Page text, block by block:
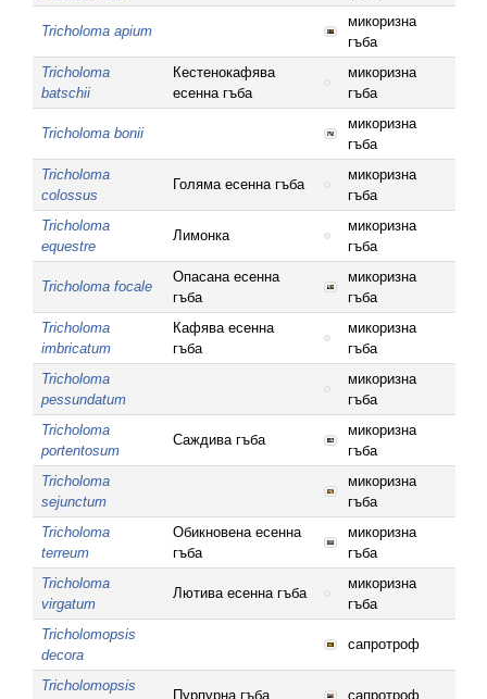
Tricholoma apium
микоризна
гъба
Tricholoma
batschii
Кестенокафява
есенна гъба
микоризна
гъба
Tricholoma bonii
микоризна
гъба
Tricholoma
colossus
Голяма есенна гъба
микоризна
гъба
Tricholoma
equestre
Лимонка
микоризна
гъба
Tricholoma focale
Опасана есенна
гъба
микоризна
гъба
Tricholoma
imbricatum
Кафява есенна
гъба
микоризна
гъба
Tricholoma
pessundatum
микоризна
гъба
Tricholoma
portentosum
Саждива гъба
микоризна
гъба
Tricholoma
sejunctum
микоризна
гъба
Tricholoma
terreum
Обикновена есенна
гъба
микоризна
гъба
Tricholoma
virgatum
Лютива есенна гъба
микоризна
гъба
Tricholomopsis
decora
сапротроф
Tricholomopsis
Пурпурна гъба сапротроф